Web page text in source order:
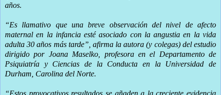
años.
“Es llamativo que una breve observación del nivel de afecto
maternal en la infancia esté asociado con la angustia en la vida
adulta 30 años más tarde”, afirma la autora (y colegas) del estudio
dirigido por Joana Maselko, profesora en el Departamento de
Psiquiatría y Ciencias de la Conducta en la Universidad de
Durham, Carolina del Norte.
“Estos provocativos resultados se añaden a la creciente evidencia